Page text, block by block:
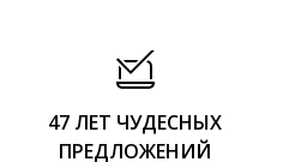
47 ЛЕТ ЧУДЕСНЫХ
ПРЕДЛОЖЕНИЙ